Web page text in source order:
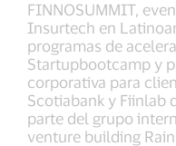
FINNOSUMMIT,
Insurtech en
programas de
Startupbootcamp y
corporativa para
Scotiabank y Fiinlab
parte del grupo
venture building